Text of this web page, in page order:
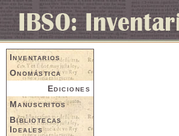
Inventarios
Onomástica
Ediciones
Manuscritos
Bibliotecas
Ideales